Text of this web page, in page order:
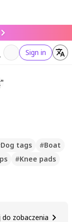
Sign in
Dog tags #Boat
#Knee pads
do zobaczenia